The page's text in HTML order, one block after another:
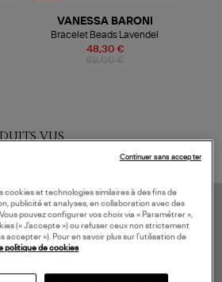
48,30 €
VANESSA BARONI
Bracelet Beads Lavendel
VUS
cookies et technologies similaires à des fins de
publicité et analyses, en collaboration avec des
pouvez configurer vos choix via « Paramétrer »,
(« J’accepte ») ou refuser ceux non strictement
accepter »). Pour en savoir plus sur l’utilisation de
politique de cookies
Continuer sans accepter